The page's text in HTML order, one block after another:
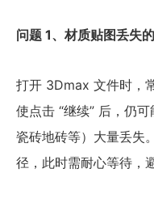
问题 1、材质贴图丢失
打开 3Dmax 文件时，
使点击 “继续” 后，仍
瓷砖地砖等）大量丢失
径，此时需耐心等待，